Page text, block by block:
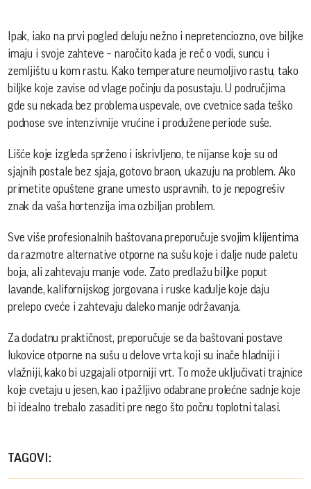
Ipak, iako na prvi pogled deluju nežno i nepretenciozno, ove biljke
imaju i svoje zahteve – naročito kada je reč o vodi, suncu i
zemljištu u kom rastu. Kako temperature neumoljivo rastu, tako
biljke koje zavise od vlage počinju da posustaju. U područjima
gde su nekada bez problema uspevale, ove cvetnice sada teško
podnose sve intenzivnije vrućine i produžene periode suše.
Lišće koje izgleda sprženo i iskrivljeno, te nijanse koje su od
sjajnih postale bez sjaja, gotovo braon, ukazuju na problem. Ako
primetite opuštene grane umesto uspravnih, to je nepogrešiv
znak da vaša hortenzija ima ozbiljan problem.
Sve više profesionalnih baštovana preporučuje svojim klijentima
da razmotre alternative otporne na sušu koje i dalje nude paletu
boja, ali zahtevaju manje vode. Zato predlažu biljke poput
lavande, kalifornijskog jorgovana i ruske kadulje koje daju
prelepo cveće i zahtevaju daleko manje održavanja.
Za dodatnu praktičnost, preporučuje se da baštovani postave
lukovice otporne na sušu u delove vrta koji su inače hladniji i
vlažniji, kako bi uzgajali otporniji vrt. To može uključivati trajnice
koje cvetaju u jesen, kao i pažljivo odabrane prolećne sadnje koje
bi idealno trebalo zasaditi pre nego što počnu toplotni talasi.
TAGOVI: